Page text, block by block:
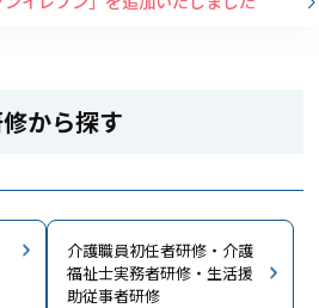
から探す
介護職員初任者研修・介護
福祉士実務者研修・生活援
助従事者研修